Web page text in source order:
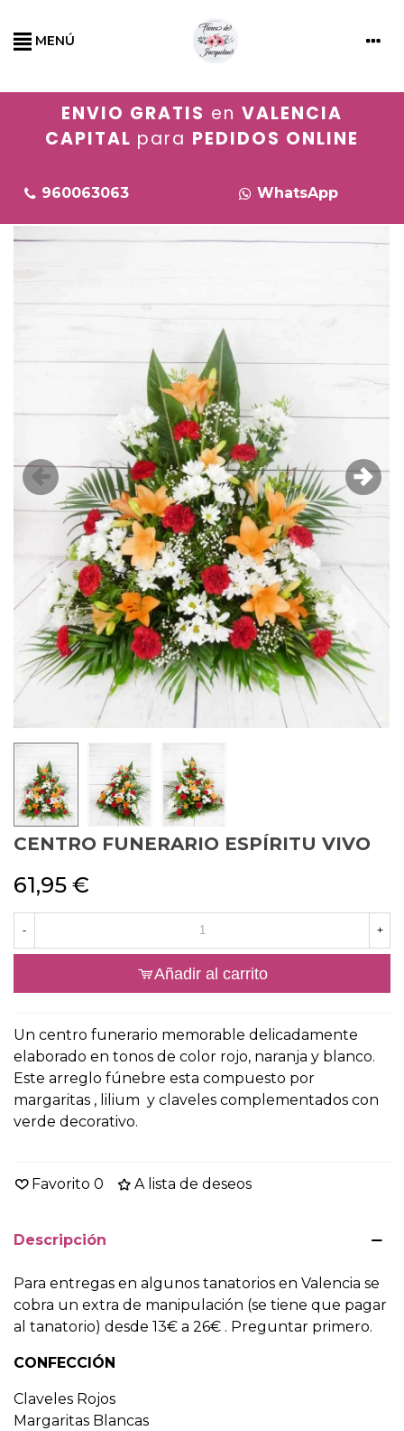
MENÚ
ENVIO GRATIS en VALENCIA
CAPITAL para PEDIDOS ONLINE
960063063 WhatsApp
CENTRO FUNERARIO ESPÍRITU VIVO
61,95 €
- +
Añadir al carrito
Un centro funerario memorable delicadamente
elaborado en tonos de color rojo, naranja y blanco.
Este arreglo fúnebre esta compuesto por
margaritas , lilium y claveles complementados con
verde decorativo.
Favorito 0 A lista de deseos
Descripción
Para entregas en algunos tanatorios en Valencia se
cobra un extra de manipulación (se tiene que pagar
al tanatorio) desde 13€ a 26€ . Preguntar primero.
CONFECCIÓN
Claveles Rojos
Margaritas Blancas